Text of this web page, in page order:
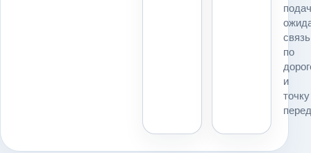
связь
по
и
точку